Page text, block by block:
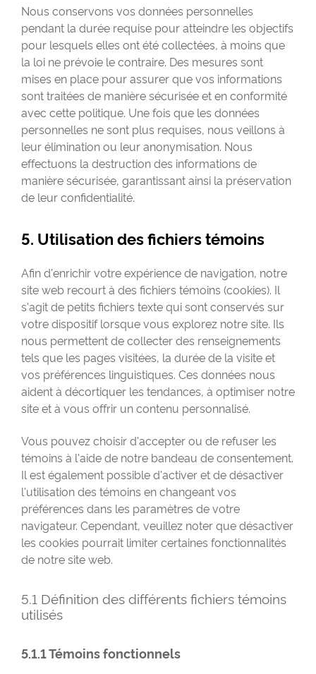
Nous conservons vos données personnelles
pendant la durée requise pour atteindre les objectifs
pour lesquels elles ont été collectées, à moins que
la loi ne prévoie le contraire. Des mesures sont
mises en place pour assurer que vos informations
sont traitées de manière sécurisée et en conformité
avec cette politique. Une fois que les données
personnelles ne sont plus requises, nous veillons à
leur élimination ou leur anonymisation. Nous
effectuons la destruction des informations de
manière sécurisée, garantissant ainsi la préservation
de leur confidentialité.
5. Utilisation des fichiers témoins
Afin d'enrichir votre expérience de navigation, notre
site web recourt à des fichiers témoins (cookies). Il
s'agit de petits fichiers texte qui sont conservés sur
votre dispositif lorsque vous explorez notre site. Ils
nous permettent de collecter des renseignements
tels que les pages visitées, la durée de la visite et
vos préférences linguistiques. Ces données nous
aident à décortiquer les tendances, à optimiser notre
site et à vous offrir un contenu personnalisé.
Vous pouvez choisir d'accepter ou de refuser les
témoins à l'aide de notre bandeau de consentement.
Il est également possible d'activer et de désactiver
l'utilisation des témoins en changeant vos
préférences dans les paramètres de votre
navigateur. Cependant, veuillez noter que désactiver
les cookies pourrait limiter certaines fonctionnalités
de notre site web.
5.1 Définition des différents fichiers témoins
utilisés
5.1.1 Témoins fonctionnels